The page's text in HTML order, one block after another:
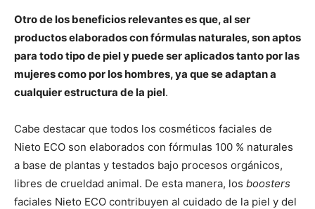
Otro de los beneficios relevantes es que, al ser
productos elaborados con fórmulas naturales, son aptos
para todo tipo de piel y puede ser aplicados tanto por las
mujeres como por los hombres, ya que se adaptan a
cualquier estructura de la piel.
Cabe destacar que todos los cosméticos faciales de
Nieto ECO son elaborados con fórmulas 100 % naturales
a base de plantas y testados bajo procesos orgánicos,
libres de crueldad animal. De esta manera, los boosters
faciales Nieto ECO contribuyen al cuidado de la piel y del